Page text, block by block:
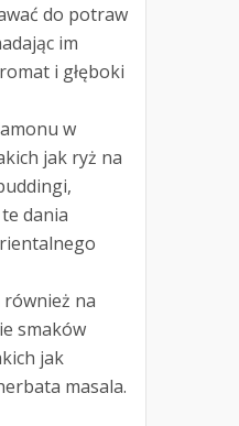
do potraw
im
i głęboki
w
jak ryż na
dania
również na
smaków
jak
masala.